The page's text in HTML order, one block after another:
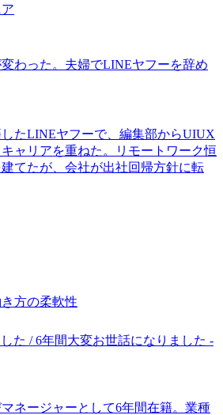
わった。夫婦でLINEヤフーを辞め
たLINEヤフーで、編集部からUIUX
ャリアを重ねた。リモートワーク恒
てたが、会社が出社回帰方針に転
方の柔軟性
した / 6年間大変お世話になりました -
マネージャーとして6年間在籍。業種